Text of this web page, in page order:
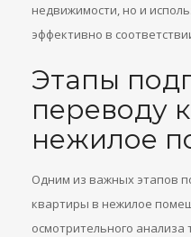
недвижимости, но и
эффективно в
Этапы
переводу
нежилое
Одним из важных этапов
квартиры в нежилое
осмотрительного анализа